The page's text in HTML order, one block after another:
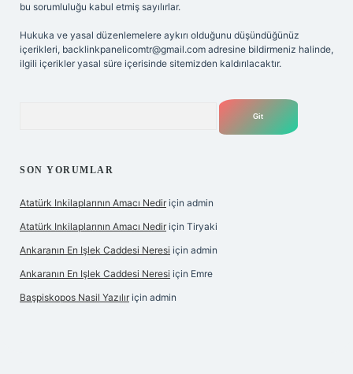
bu sorumluluğu kabul etmiş sayılırlar.
Hukuka ve yasal düzenlemelere aykırı olduğunu düşündüğünüz
içerikleri, backlinkpanelicomtr@gmail.com adresine bildirmeniz halinde,
ilgili içerikler yasal süre içerisinde sitemizden kaldırılacaktır.
SON YORUMLAR
Atatürk Inkilaplarının Amacı Nedir için admin
Atatürk Inkilaplarının Amacı Nedir için Tiryaki
Ankaranın En Işlek Caddesi Neresi için admin
Ankaranın En Işlek Caddesi Neresi için Emre
Başpiskopos Nasil Yazılır için admin